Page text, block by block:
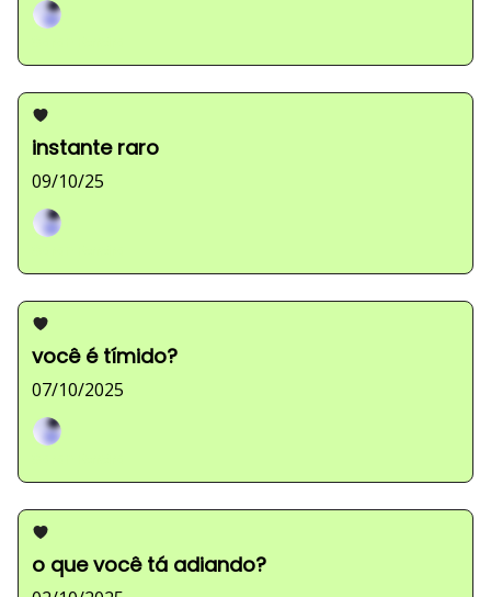
instante raro
09/10/25
você é tímido?
07/10/2025
o que você tá adiando?